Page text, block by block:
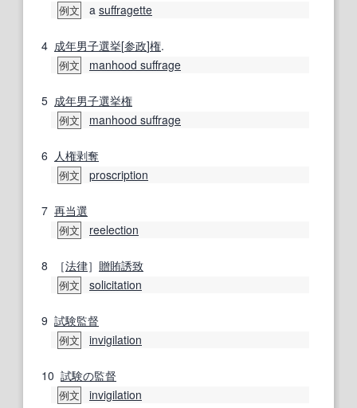
例文 a suffragette
4 成年男子選挙[参政]権.
例文 manhood suffrage
5 成年男子選挙権
例文 manhood suffrage
6 人権剥奪
例文 proscription
7 再当選
例文 reelection
8 ［法律］ 贈賄誘致
例文 solicitation
9 試験監督
例文 invigilation
10 試験の監督
例文 invigilation